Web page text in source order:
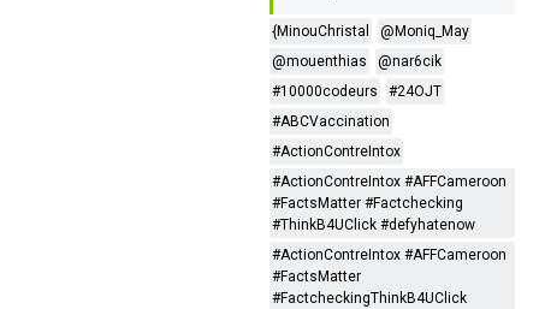
{MinouChristal
@Moniq_May
@mouenthias
@nar6cik
#10000codeurs
#24OJT
#ABCVaccination
#ActionContreIntox
#ActionContreIntox #AFFCameroon
#FactsMatter #Factchecking
#ThinkB4UClick #defyhatenow
#ActionContreIntox #AFFCameroon
#FactsMatter
#FactcheckingThinkB4UClick